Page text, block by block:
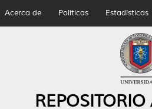
Acerca de Políticas Estadísticas